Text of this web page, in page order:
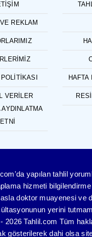
REKLAM
VERILER
AYDINLATMA
HAFTA
yapılan tahlil
hizmeti bilgilendirme
asla doktor muayenesi ve
yerini
2026 Tahlil.com Tüm
gösterilerek dahi olsa